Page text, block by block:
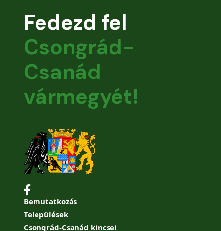
Fedezd fel
Csongrád-
Csanád
vármegyét!
Bemutatkozás
Települések
Csongrád-Csanád kincsei